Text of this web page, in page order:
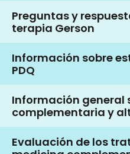
Preguntas y
terapia Gerson
Información sobre
PDQ
Información general
complementaria y
Evaluación de los